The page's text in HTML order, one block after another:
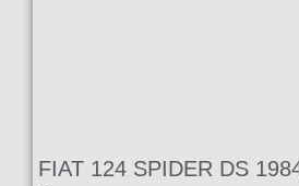
FIAT 124 SPIDER DS